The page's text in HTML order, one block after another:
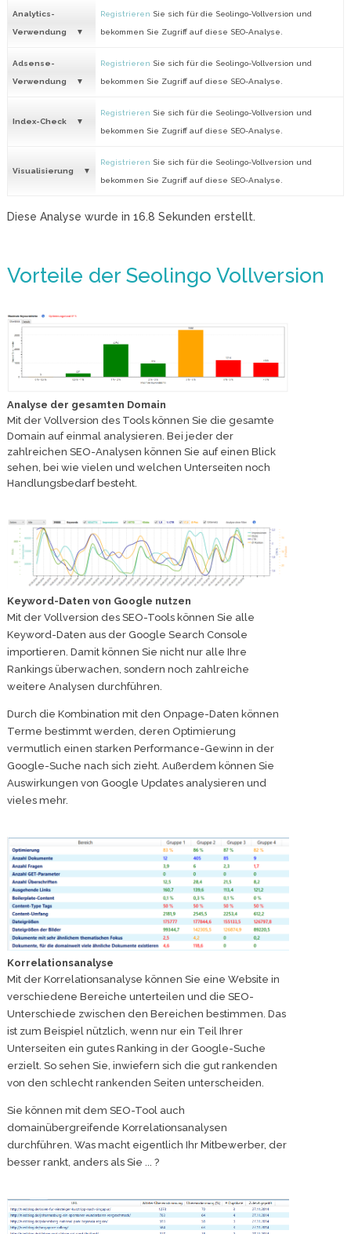
Analytics-
Verwendung
Registrieren Sie sich für die Seolingo-Vollversion und
bekommen Sie Zugriff auf diese SEO-Analyse.
Adsense-
Verwendung
Registrieren Sie sich für die Seolingo-Vollversion und
bekommen Sie Zugriff auf diese SEO-Analyse.
Index-Check
Registrieren Sie sich für die Seolingo-Vollversion und
bekommen Sie Zugriff auf diese SEO-Analyse.
Visualisierung
Registrieren Sie sich für die Seolingo-Vollversion und
bekommen Sie Zugriff auf diese SEO-Analyse.
Diese Analyse wurde in 16.8 Sekunden erstellt.
Vorteile der Seolingo Vollversion
Analyse der gesamten Domain
Mit der Vollversion des Tools können Sie die gesamte
Domain auf einmal analysieren. Bei jeder der
zahlreichen SEO-Analysen können Sie auf einen Blick
sehen, bei wie vielen und welchen Unterseiten noch
Handlungsbedarf besteht.
Keyword-Daten von Google nutzen
Mit der Vollversion des SEO-Tools können Sie alle
Keyword-Daten aus der Google Search Console
importieren. Damit können Sie nicht nur alle Ihre
Rankings überwachen, sondern noch zahlreiche
weitere Analysen durchführen.
Durch die Kombination mit den Onpage-Daten können
Terme bestimmt werden, deren Optimierung
vermutlich einen starken Performance-Gewinn in der
Google-Suche nach sich zieht. Außerdem können Sie
Auswirkungen von Google Updates analysieren und
vieles mehr.
Korrelationsanalyse
Mit der Korrelationsanalyse können Sie eine Website in
verschiedene Bereiche unterteilen und die SEO-
Unterschiede zwischen den Bereichen bestimmen. Das
ist zum Beispiel nützlich, wenn nur ein Teil Ihrer
Unterseiten ein gutes Ranking in der Google-Suche
erzielt. So sehen Sie, inwiefern sich die gut rankenden
von den schlecht rankenden Seiten unterscheiden.
Sie können mit dem SEO-Tool auch
domainübergreifende Korrelationsanalysen
durchführen. Was macht eigentlich Ihr Mitbewerber, der
besser rankt, anders als Sie ... ?